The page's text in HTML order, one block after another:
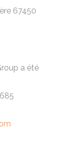
67450
a été